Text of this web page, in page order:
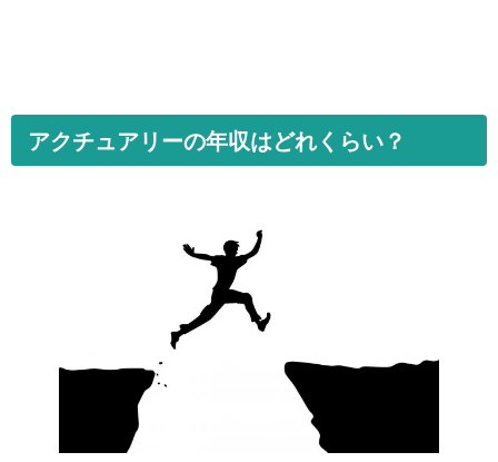
アクチュアリーの年収はどれくらい？